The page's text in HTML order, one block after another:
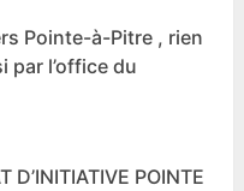
Pointe-à-Pitre , rien
par l’office du
POINTE